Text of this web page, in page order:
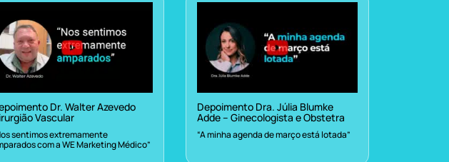
Dr. Walter Azevedo
Vascular
sentimos extremamente
com a WE Marketing Médico”
Depoimento Dra. Júlia Blumke
Adde – Ginecologista e Obstetra
“A minha agenda de março está lotada”